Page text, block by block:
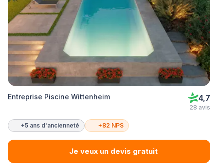
Entreprise Piscine Wittenheim 4,7
28 avis
+5 ans d'ancienneté +82 NPS
Je veux un devis gratuit